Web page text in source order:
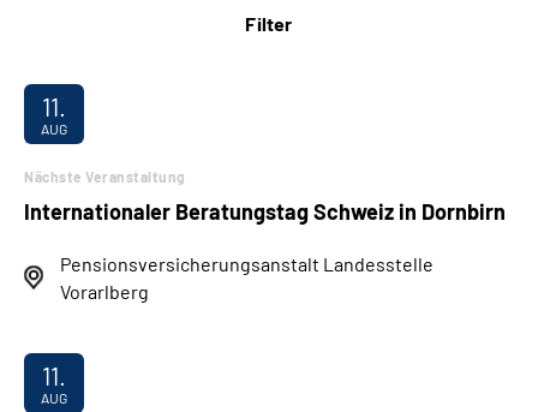
Filter
Nächste Veranstaltung
Internationaler Beratungstag Schweiz in Dornbirn
Pensionsversicherungsanstalt Landesstelle
Vorarlberg
11.
AUG
11.
AUG